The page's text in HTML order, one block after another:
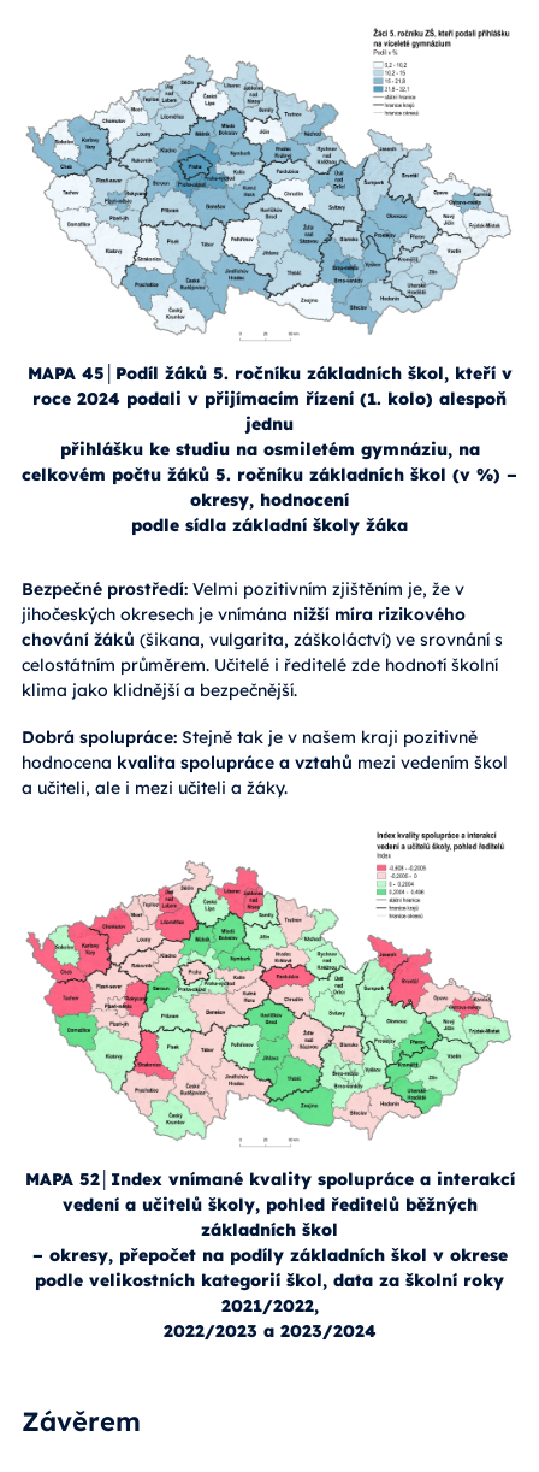
MAPA 45│Podíl žáků 5. ročníku základních škol, kteří v
roce 2024 podali v přijímacím řízení (1. kolo) alespoň
jednu
přihlášku ke studiu na osmiletém gymnáziu, na
celkovém počtu žáků 5. ročníku základních škol (v %) –
okresy, hodnocení
podle sídla základní školy žáka
Bezpečné prostředí: Velmi pozitivním zjištěním je, že v
jihočeských okresech je vnímána nižší míra rizikového
chování žáků (šikana, vulgarita, záškoláctví) ve srovnání s
celostátním průměrem. Učitelé i ředitelé zde hodnotí školní
klima jako klidnější a bezpečnější.
Dobrá spolupráce: Stejně tak je v našem kraji pozitivně
hodnocena kvalita spolupráce a vztahů mezi vedením škol
a učiteli, ale i mezi učiteli a žáky.
MAPA 52│Index vnímané kvality spolupráce a interakcí
vedení a učitelů školy, pohled ředitelů běžných
základních škol
– okresy, přepočet na podíly základních škol v okrese
podle velikostních kategorií škol, data za školní roky
2021/2022,
2022/2023 a 2023/2024
Závěrem